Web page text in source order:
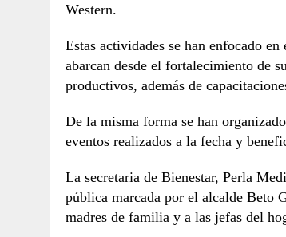
Western.
Estas actividades se han enfocado
abarcan desde el fortalecimiento de
productivos, además de
De la misma forma se han
eventos realizados a la fecha y
La secretaria de Bienestar, Perla
pública marcada por el alcalde Beto
madres de familia y a las jefas del